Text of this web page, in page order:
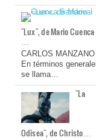
"Lux", de Mario Cuenca
…
CARLOS MANZANO
En términos
se llama…
"La
Odisea", de Christo…